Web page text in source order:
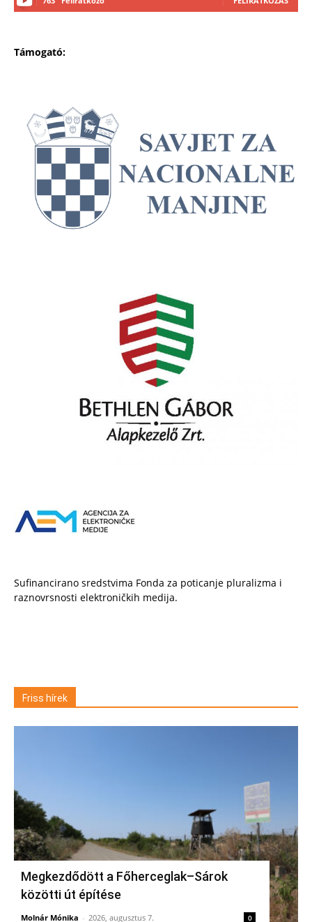
Támogató:
Sufinancirano sredstvima Fonda za poticanje pluralizma i
raznovrsnosti elektroničkih medija.
Friss hírek
Megkezdődött a Főherceglak–Sárok
közötti út építése
Molnár Mónika - 2026, augusztus 7. 0